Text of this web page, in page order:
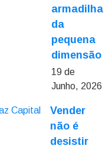
armadilha
da
pequena
dimensão
19 de
Junho, 2026
Vender
não é
desistir